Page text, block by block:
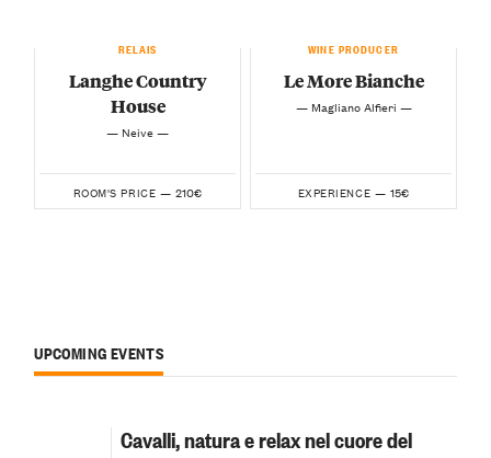
RELAIS
Langhe Country
House
— Neive —
ROOM'S PRICE — 210€
WINE PRODUCER
Le More Bianche
— Magliano Alfieri —
EXPERIENCE — 15€
UPCOMING EVENTS
Cavalli, natura e relax nel cuore del